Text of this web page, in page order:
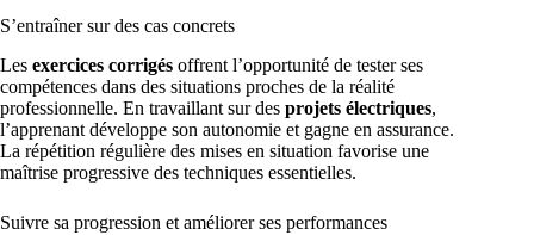
S’entraîner sur des cas concrets
Les exercices corrigés offrent l’opportunité de tester ses
compétences dans des situations proches de la réalité
professionnelle. En travaillant sur des projets électriques,
l’apprenant développe son autonomie et gagne en assurance.
La répétition régulière des mises en situation favorise une
maîtrise progressive des techniques essentielles.
Suivre sa progression et améliorer ses performances